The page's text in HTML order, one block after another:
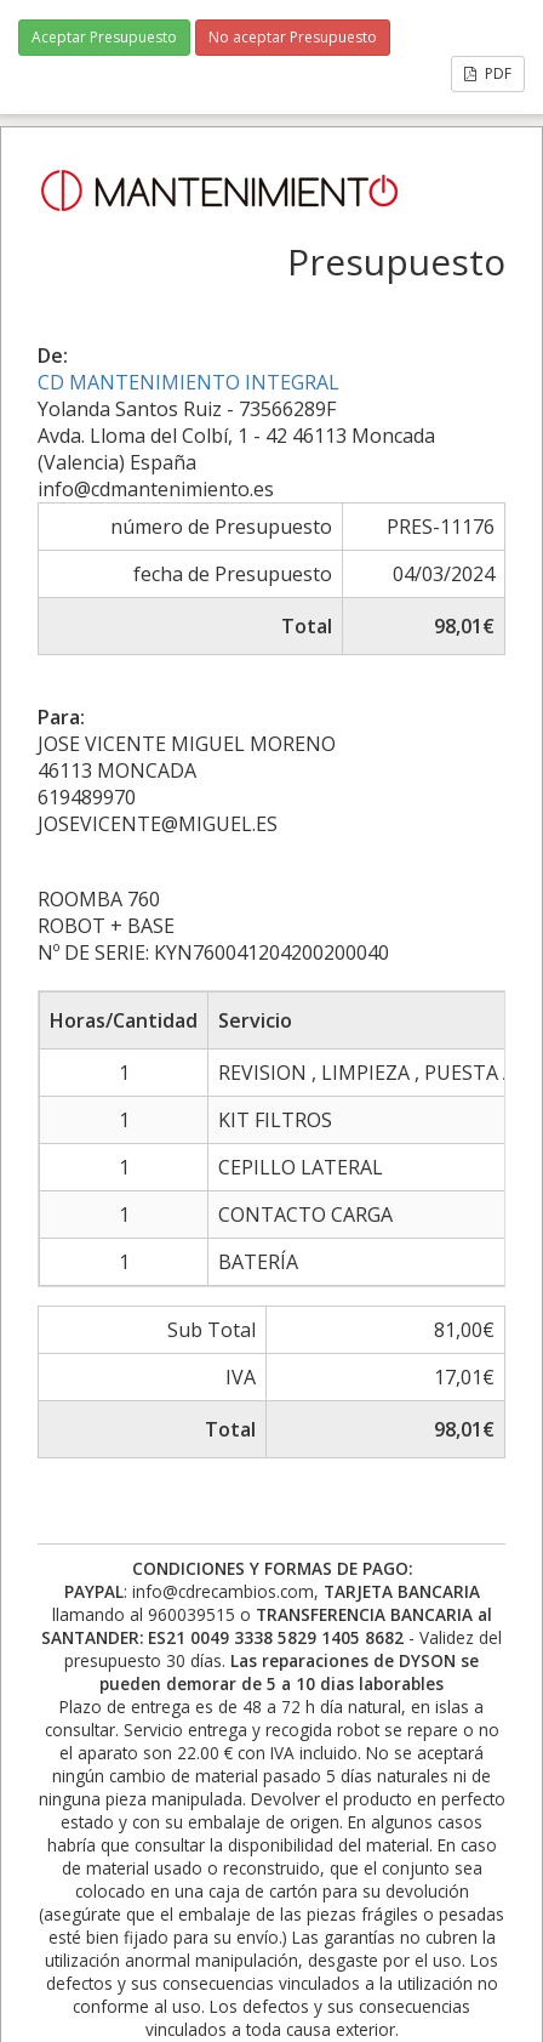
Aceptar Presupuesto
No aceptar Presupuesto
PDF
Presupuesto
De:
CD MANTENIMIENTO INTEGRAL
Yolanda Santos Ruiz - 73566289F
Avda. Lloma del Colbí, 1 - 42 46113 Moncada
(Valencia) España
info@cdmantenimiento.es
número de Presupuesto
PRES-11176
fecha de Presupuesto
04/03/2024
Total
98,01€
Para:
JOSE VICENTE MIGUEL MORENO
46113 MONCADA
619489970
JOSEVICENTE@MIGUEL.ES
ROOMBA 760
ROBOT + BASE
Nº DE SERIE: KYN760041204200200040
Horas/Cantidad
Servicio
1
REVISION , LIMPIEZA , PUESTA A
1
KIT FILTROS
1
CEPILLO LATERAL
1
CONTACTO CARGA
1
BATERÍA
Sub Total
81,00€
IVA
17,01€
Total
98,01€
CONDICIONES Y FORMAS DE PAGO:
PAYPAL: info@cdrecambios.com, TARJETA BANCARIA
llamando al 960039515 o TRANSFERENCIA BANCARIA al
SANTANDER: ES21 0049 3338 5829 1405 8682 - Validez del
presupuesto 30 días. Las reparaciones de DYSON se
pueden demorar de 5 a 10 dias laborables
Plazo de entrega es de 48 a 72 h día natural, en islas a
consultar. Servicio entrega y recogida robot se repare o no
el aparato son 22.00 € con IVA incluido. No se aceptará
ningún cambio de material pasado 5 días naturales ni de
ninguna pieza manipulada. Devolver el producto en perfecto
estado y con su embalaje de origen. En algunos casos
habría que consultar la disponibilidad del material. En caso
de material usado o reconstruido, que el conjunto sea
colocado en una caja de cartón para su devolución
(asegúrate que el embalaje de las piezas frágiles o pesadas
esté bien fijado para su envío.) Las garantías no cubren la
utilización anormal manipulación, desgaste por el uso. Los
defectos y sus consecuencias vinculados a la utilización no
conforme al uso. Los defectos y sus consecuencias
vinculados a toda causa exterior.